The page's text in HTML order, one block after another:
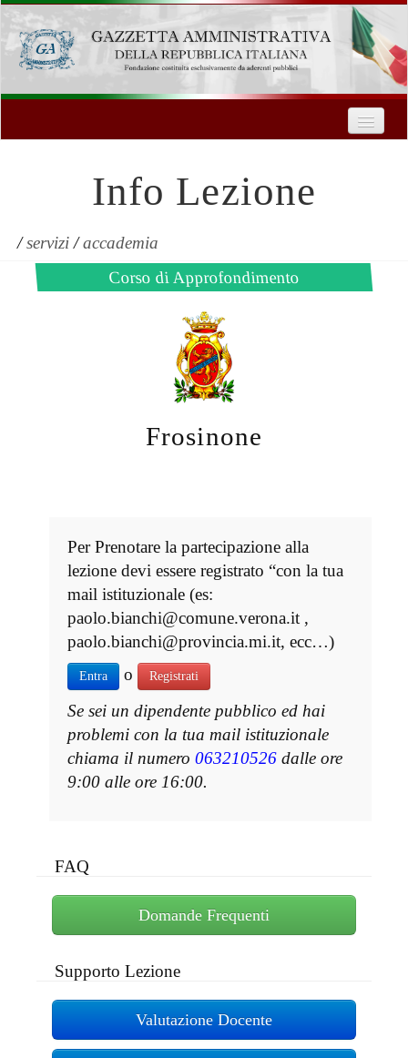
Formazione
Innovazione Tecnologica
Servizi
Contatti
| Entra
Registrati
Info Lezione
/servizi/accademia
Corso di Approfondimento
Frosinone
Per Prenotare la partecipazione alla
lezione devi essere registrato “con la tua
mail istituzionale (es:
paolo.bianchi@comune.verona.it ,
paolo.bianchi@provincia.mi.it, ecc…)
Entra o Registrati
Se sei un dipendente pubblico ed hai
problemi con la tua mail istituzionale
chiama il numero 063210526 dalle ore
9:00 alle ore 16:00.
FAQ
Domande Frequenti
Supporto Lezione
Valutazione Docente